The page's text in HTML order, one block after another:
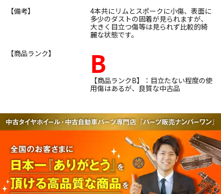
【備考】
4本共にリムとスポークに小傷、表面に
多少のダストの固着が見られますが、
大きく目立つ傷等は見られず比較的綺
麗な状態です。
【商品ランク】
B
【商品ランクB】：目立たない程度の使
用傷はあるが、良質な中古品